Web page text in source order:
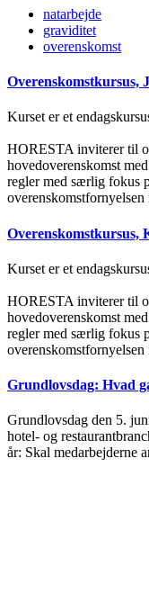
natarbejde
graviditet
overenskomst
Overenskomstkursus,
Kurset er et
HORESTA inviterer til
hovedoverenskomst
regler med særlig fokus
overenskomstfornyelsen
Overenskomstkursus,
Kurset er et
HORESTA inviterer til
hovedoverenskomst
regler med særlig fokus
overenskomstfornyelsen
Grundlovsdag: Hvad
Grundlovsdag den 5.
hotel- og
år: Skal medarbejderne